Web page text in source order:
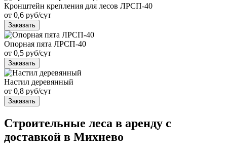
Кронштейн крепления для лесов ЛРСП-40
от 0,6 руб/сут
Заказать
Опорная пята ЛРСП-40
от 0,5 руб/сут
Заказать
Настил деревянный
от 0,8 руб/сут
Заказать
Строительные леса в аренду с
доставкой в Михнево